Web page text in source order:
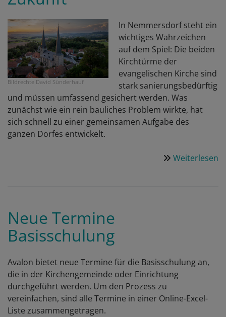
Bildrechte David Sünderhauf
In Nemmersdorf steht ein
wichtiges Wahrzeichen
auf dem Spiel: Die beiden
Kirchtürme der
evangelischen Kirche sind
stark sanierungsbedürftig
und müssen umfassend gesichert werden. Was
zunächst wie ein rein bauliches Problem wirkte, hat
sich schnell zu einer gemeinsamen Aufgabe des
ganzen Dorfes entwickelt.
Weiterlesen
Neue Termine
Basisschulung
Avalon bietet neue Termine für die Basisschulung an,
die in der Kirchengemeinde oder Einrichtung
durchgeführt werden. Um den Prozess zu
vereinfachen, sind alle Termine in einer Online-Excel-
Liste zusammengetragen.